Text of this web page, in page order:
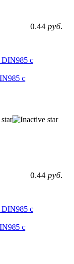
0.44 руб.
c
0.44 руб.
c